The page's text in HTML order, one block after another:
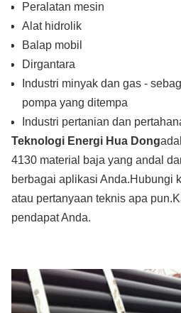
Peralatan mesin
Alat hidrolik
Balap mobil
Dirgantara
Industri minyak dan gas -
pompa yang ditempa
Industri pertanian dan
Teknologi Energi Hua Dong
4130 material baja yang andal
berbagai aplikasi Anda.Hubungi
atau pertanyaan teknis apa
pendapat Anda.